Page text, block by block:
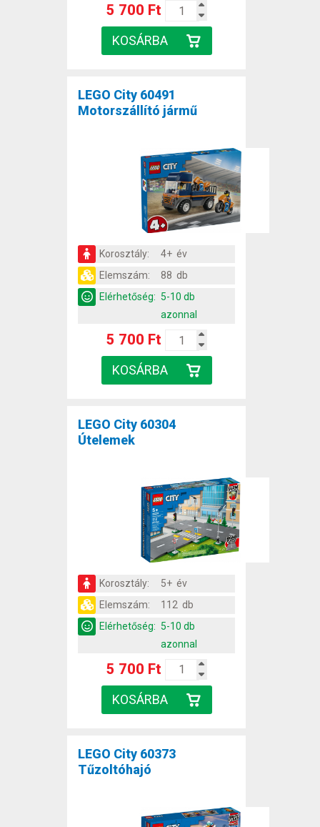
5 700 Ft
LEGO City 60491
Motorszállító jármű
Korosztály:
4+ év
Elemszám:
88 db
Elérhetőség: 5-10 db
azonnal
5 700 Ft
LEGO City 60304
Útelemek
Korosztály:
5+ év
Elemszám:
112 db
Elérhetőség: 5-10 db
azonnal
5 700 Ft
LEGO City 60373
Tűzoltóhajó